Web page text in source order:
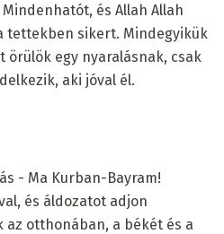
és Allah Allah
tettekben sikert. Mindegyikük
örülök egy nyaralásnak, csak
aki jóval él.
- Ma Kurban-Bayram!
és áldozatot adjon
otthonában, a békét és a